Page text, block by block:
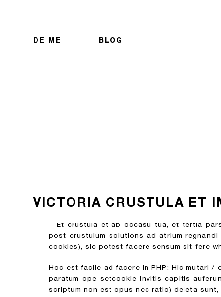
DE ME BLOG
VICTORIA CRUSTULA ET
Et crustula et ab occasu tua, et tertia
post crustulum solutions adatrium regnandi
cookies), sic potest facere sensum sit fere
Hoc est facile ad facere in PHP: Hic mutari /
paratum ope setcookie invitis capitis
scriptum non est opus nec ratio) deleta sunt,